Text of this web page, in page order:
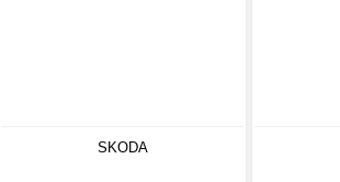
SKODA